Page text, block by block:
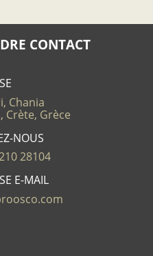
CONTACT
Chania
Crète, Grèce
NOUS
28104
E-MAIL